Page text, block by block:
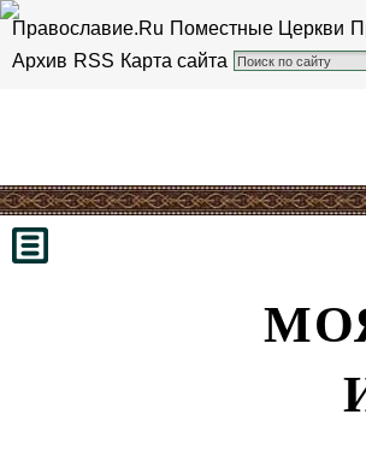
Православие.Ru Поместные Церкви
Архив RSS Карта сайта